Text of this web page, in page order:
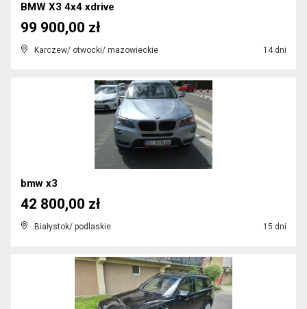
BMW X3 4x4 xdrive
Karczew/ otwocki/ mazowieckie 14 dni
99 900,00 zł
bmw x3
Białystok/ podlaskie 15 dni
42 800,00 zł